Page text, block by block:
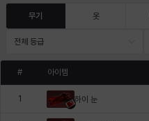
무기 옷
전체 등급
# 아이템
1 하이 눈